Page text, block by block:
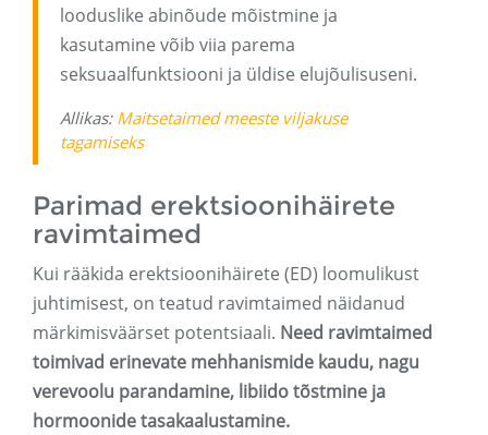
looduslike abinõude mõistmine ja
kasutamine võib viia parema
seksuaalfunktsiooni ja üldise elujõulisuseni.
Allikas: Maitsetaimed meeste viljakuse
tagamiseks
Parimad erektsioonihäirete
ravimtaimed
Kui rääkida erektsioonihäirete (ED) loomulikust
juhtimisest, on teatud ravimtaimed näidanud
märkimisväärset potentsiaali. Need ravimtaimed
toimivad erinevate mehhanismide kaudu, nagu
verevoolu parandamine, libiido tõstmine ja
hormoonide tasakaalustamine.